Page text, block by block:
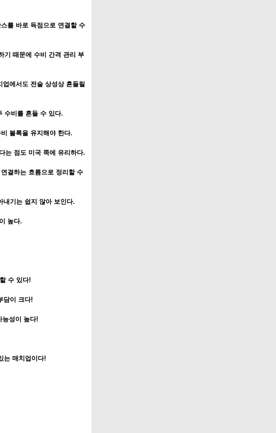
를 바로 득점으로 연결할 수
기 때문에 수비 간격 관리 부
에서도 전술 상성상 흔들릴
수비를 흔들 수 있다.
블록을 유지해야 한다.
는 점도 미국 쪽에 유리하다.
결하는 흐름으로 정리할 수
내기는 쉽지 않아 보인다.
높다.
수 있다!
담이 크다!
능성이 높다!
는 매치업이다!